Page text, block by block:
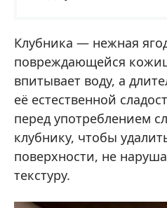
Клубника — нежная
повреждающейся
впитывает воду, а
её естественной
перед употреблением
клубнику, чтобы
поверхности, не
текстуру.